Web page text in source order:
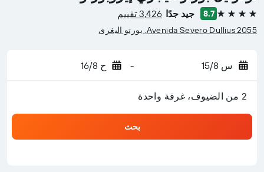
4 نجوم 8.7 جيد جدًا 3,426 تقييم
Avenida Severo Dullius 2055, بورتو اليغرى
س 15/8 - ح 16/8
2 من الضيوف، غرفة واحدة
بحث